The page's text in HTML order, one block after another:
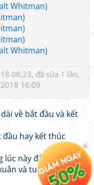
Whitman)
Whitman)
08:23, đã sửa 1 lần,
16:09
về bắt đầu và kết
hay kết thúc
này đây
và tuổi tác bằng